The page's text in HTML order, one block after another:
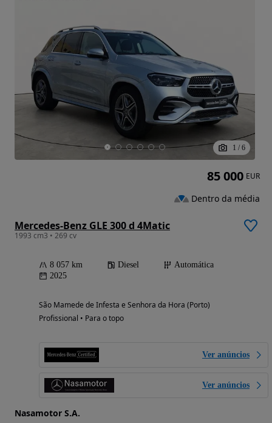
1 / 6
Mercedes-Benz GLE 300 d 4Matic
1993 cm3 • 269 cv
8 057 km Diesel
Automática
2025
São Mamede de Infesta e Senhora da Hora (Porto)
Profissional • Para o topo
Ver anúncios
Ver anúncios
Nasamotor S.A.
85 000 EUR
Dentro da média